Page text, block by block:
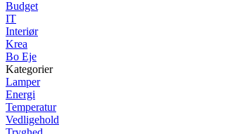
Budget
IT
Interiør
Krea
Bo Eje
Kategorier
Lamper
Energi
Temperatur
Vedligehold